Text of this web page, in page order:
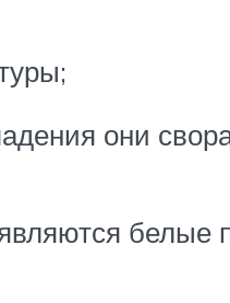
они
белые